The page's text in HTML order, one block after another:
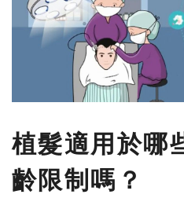
植髮適用於哪
齡限制嗎？